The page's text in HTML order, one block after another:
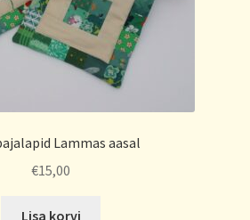
Lammas aasal
€15,00
Lisa korvi